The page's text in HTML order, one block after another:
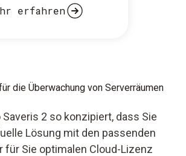
erfahren
die Überwachung von Serverräumen
2 so konzipiert, dass Sie
Lösung mit den passenden
für Sie optimalen Cloud-Lizenz